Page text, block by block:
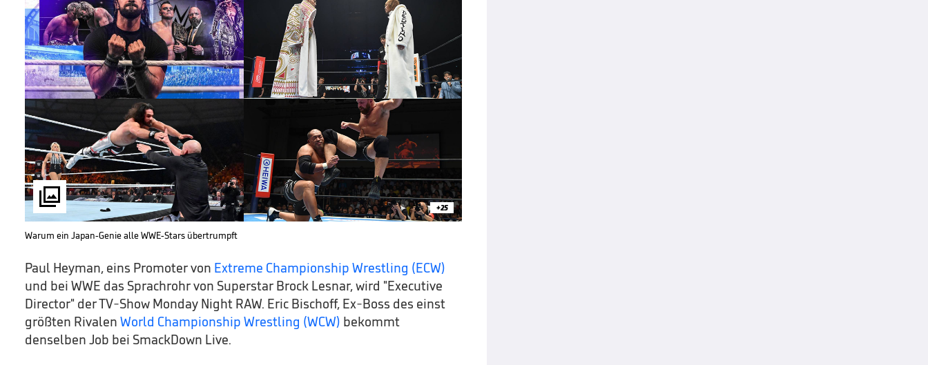
 +25
Warum ein Japan-Genie alle WWE-Stars übertrumpft
Paul Heyman, eins Promoter von Extreme Championship Wrestling (ECW)
und bei WWE das Sprachrohr von Superstar Brock Lesnar, wird "Executive
Director" der TV-Show Monday Night RAW. Eric Bischoff, Ex-Boss des einst
größten Rivalen World Championship Wrestling (WCW) bekommt
denselben Job bei SmackDown Live.